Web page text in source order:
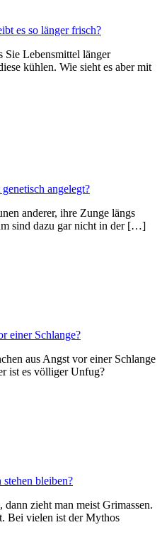
es so länger frisch?
Sie Lebensmittel länger
kühlen. Wie sieht es aber mit
angelegt?
anderer, ihre Zunge längs
sind dazu gar nicht in der […]
einer Schlange?
aus Angst vor einer Schlange
ist es völliger Unfug?
bleiben?
zieht man meist Grimassen.
Bei vielen ist der Mythos